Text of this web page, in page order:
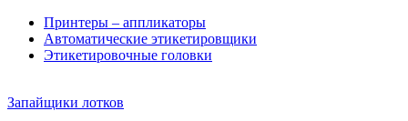
Принтеры – аппликаторы
Автоматические этикетировщики
Этикетировочные головки
Запайщики лотков